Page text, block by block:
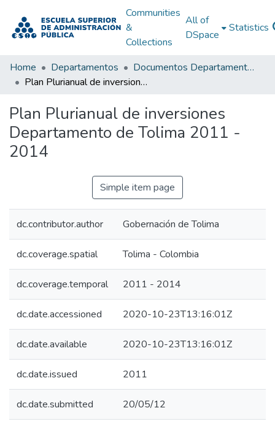
Communities
&
Collections
All of
DSpace
Statistics
Home Departamentos
Documentos Departamentales
Plan Plurianual de inversiones Departamento de Tolima 2011 - 2014
Plan Plurianual de inversiones
Departamento de Tolima 2011 -
2014
Simple item page
dc.contributor.author Gobernación de Tolima
dc.coverage.spatial Tolima - Colombia
dc.coverage.temporal 2011 - 2014
dc.date.accessioned 2020-10-23T13:16:01Z
dc.date.available 2020-10-23T13:16:01Z
dc.date.issued 2011
dc.date.submitted 20/05/12